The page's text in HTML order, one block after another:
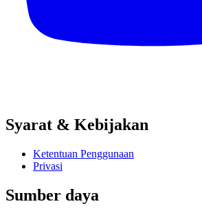
Syarat & Kebijakan
Ketentuan Penggunaan
Privasi
Sumber daya